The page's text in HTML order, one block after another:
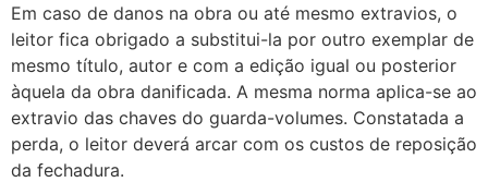
Em caso de danos na obra ou até mesmo extravios, o
leitor fica obrigado a substitui-la por outro exemplar de
mesmo título, autor e com a edição igual ou posterior
àquela da obra danificada. A mesma norma aplica-se ao
extravio das chaves do guarda-volumes. Constatada a
perda, o leitor deverá arcar com os custos de reposição
da fechadura.